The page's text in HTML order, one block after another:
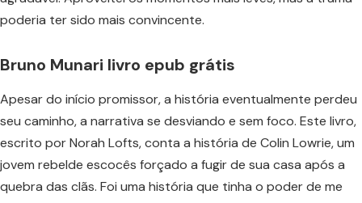
poderia ter sido mais convincente.
Bruno Munari livro epub grátis
Apesar do início promissor, a história eventualmente perdeu
seu caminho, a narrativa se desviando e sem foco. Este livro,
escrito por Norah Lofts, conta a história de Colin Lowrie, um
jovem rebelde escocês forçado a fugir de sua casa após a
quebra das clãs. Foi uma história que tinha o poder de me